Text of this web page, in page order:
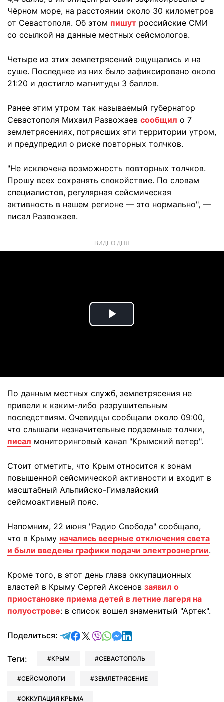
Чёрном море, на расстоянии около 30 километров
от Севастополя. Об этом пишут российские СМИ
со ссылкой на данные местных сейсмологов.
Четыре из этих землетрясений ощущались и на
суше. Последнее из них было зафиксировано около
21:20 и достигло магнитуды 3 баллов.
Ранее этим утром так называемый губернатор
Севастополя Михаил Развожаев сообщил о 7
землетрясениях, потрясших эти территории утром,
и предупредил о риске повторных толчков.
"Не исключена возможность повторных толчков.
Прошу всех сохранять спокойствие. По словам
специалистов, регулярная сейсмическая
активность в нашем регионе — это нормально", —
писал Развожаев.
ВИДЕО ДНЯ
Play
По данным местных служб, землетрясения не
привели к каким-либо разрушительным
последствиям. Очевидцы сообщали около 09:00,
что слышали незначительные подземные толчки,
писал мониторинговый канал "Крымский ветер".
Стоит отметить, что Крым относится к зонам
повышенной сейсмической активности и входит в
масштабный Альпийско-Гималайский
сейсмоактивный пояс.
Напомним, 22 июня "Радио Свобода" сообщало,
что в Крыму начались веерные отключения света
и были введены графики подачи электроэнергии.
Кроме того, в этот день глава оккупационных
властей в Крыму Сергей Аксенов заявил о
приостановке приема детей в летние лагеря на
полуострове: в список вошел знаменитый "Артек".
Поделиться: отправить в Telegram
поделиться в Facebook
поделиться в X
отправить в Viber
отправить в Whatsapp
отправить в Messenger
отправить в LinkedIn
Теги: КРЫМ СЕВАСТОПОЛЬ
СЕЙСМОЛОГИ ЗЕМЛЕТРЯСЕНИЕ
ОККУПАЦИЯ КРЫМА